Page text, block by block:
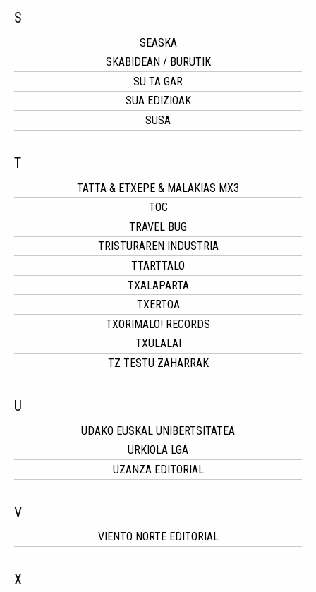
S
SEASKA
SKABIDEAN / BURUTIK
SU TA GAR
SUA EDIZIOAK
SUSA
T
TATTA & ETXEPE & MALAKIAS MX3
TOC
TRAVEL BUG
TRISTURAREN INDUSTRIA
TTARTTALO
TXALAPARTA
TXERTOA
TXORIMALO! RECORDS
TXULALAI
TZ TESTU ZAHARRAK
U
UDAKO EUSKAL UNIBERTSITATEA
URKIOLA LGA
UZANZA EDITORIAL
V
VIENTO NORTE EDITORIAL
X